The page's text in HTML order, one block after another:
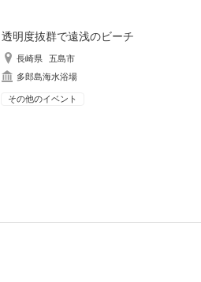
透明度抜群で遠浅のビーチ
長崎県
五島市
多郎島海水浴場
その他のイベント